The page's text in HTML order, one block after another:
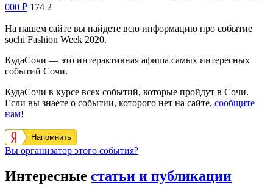
000 ₽ 174 2
На нашем сайте вы найдете всю информацию про событие
sochi Fashiоn Week 2020.
КудаСочи — это интерактивная афиша самых интересных
событий Сочи.
КудаСочи в курсе всех событий, которые пройдут в Сочи.
Если вы знаете о событии, которого нет на сайте, сообщите
нам!
Напомнить
Вы организатор этого события?
Интересные статьи и публикации